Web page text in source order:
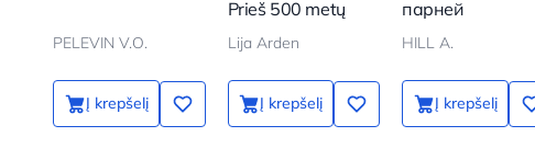
PELEVIN V.O.
Į krepšelį
Prieš 500 metų
Lija Arden
Į krepšelį
парней
HILL A.
Į krepšelį